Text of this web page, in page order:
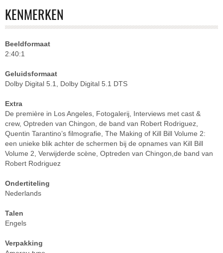
KENMERKEN
Beeldformaat
2:40:1
Geluidsformaat
Dolby Digital 5.1, Dolby Digital 5.1 DTS
Extra
De première in Los Angeles, Fotogalerij, Interviews met cast &
crew, Optreden van Chingon, de band van Robert Rodriguez,
Quentin Tarantino’s filmografie, The Making of Kill Bill Volume 2:
een unieke blik achter de schermen bij de opnames van Kill Bill
Volume 2, Verwijderde scène, Optreden van Chingon,de band van
Robert Rodriguez
Ondertiteling
Nederlands
Talen
Engels
Verpakking